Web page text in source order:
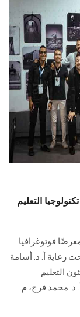
التعليم
فوتوغرافيا
رعاية أ. د. أسامة
التعليم
د. محمد فرج، م.